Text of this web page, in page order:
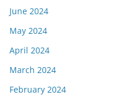
June 2024
May 2024
April 2024
March 2024
February 2024